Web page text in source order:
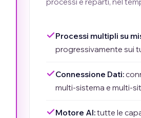
Processi multipli su
progressivamente sui
Connessione Dati:
multi-sistema e multi-
Motore AI:tutte le